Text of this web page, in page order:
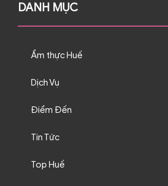
DANH MỤC
Ẩm thực Huế
Dịch Vụ
Điểm Đến
Tin Tức
Top Huế